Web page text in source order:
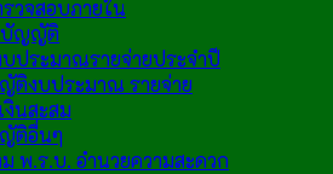
วจสอบภายใน
บัญญัติ
ประมาณรายจ่ายประจำปี
ติงบประมาณ รายจ่าย
งินสะสม
ติอื่นๆ
พ.ร.บ. อำนวยความสะดวก